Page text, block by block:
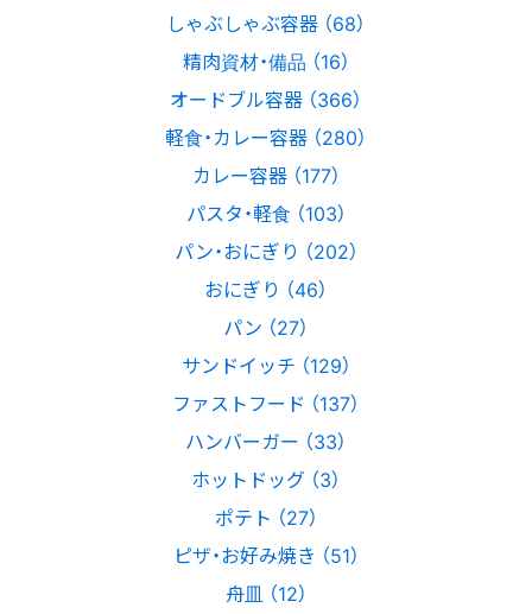
しゃぶしゃぶ容器 （68）
精肉資材・備品 （16）
オードブル容器 （366）
軽食・カレー容器 （280）
カレー容器 （177）
パスタ・軽食 （103）
パン・おにぎり （202）
おにぎり （46）
パン （27）
サンドイッチ （129）
ファストフード （137）
ハンバーガー （33）
ホットドッグ （3）
ポテト （27）
ピザ・お好み焼き （51）
舟皿 （12）